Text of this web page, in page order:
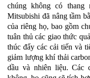
chúng không có
Mitsubishi đã nâng tầm
của riêng họ, bao gồm
tuân thủ các giao thức
thúc đẩy các cải tiến và
giảm lượng khí thải
dầu và nhiên liệu. Các